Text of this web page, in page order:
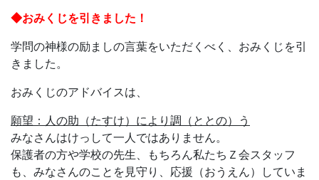
◆おみくじを引きました！
学問の神様の励ましの言葉をいただくべく、おみくじを引
きました。
おみくじのアドバイスは、
願望：人の助（たすけ）により調（ととの）う
みなさんはけっして一人ではありません。
保護者の方や学校の先生、もちろん私たちＺ会スタッフ
も、みなさんのことを見守り、応援（おうえん）していま